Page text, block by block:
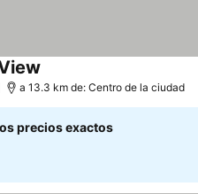
a 13.3 km de: Centro de la ciudad
precios exactos